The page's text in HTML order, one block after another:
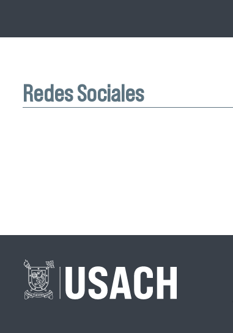
Redes Sociales